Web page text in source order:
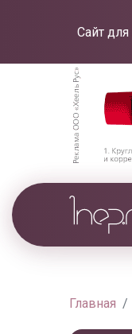
Сайт
Главная